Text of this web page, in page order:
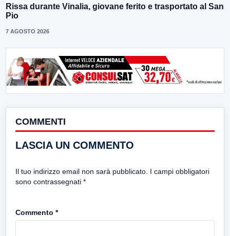
Rissa durante Vinalia, giovane ferito e trasportato al San
Pio
7 AGOSTO 2026
COMMENTI
LASCIA UN COMMENTO
Il tuo indirizzo email non sarà pubblicato. I campi obbligatori
sono contrassegnati *
Commento *